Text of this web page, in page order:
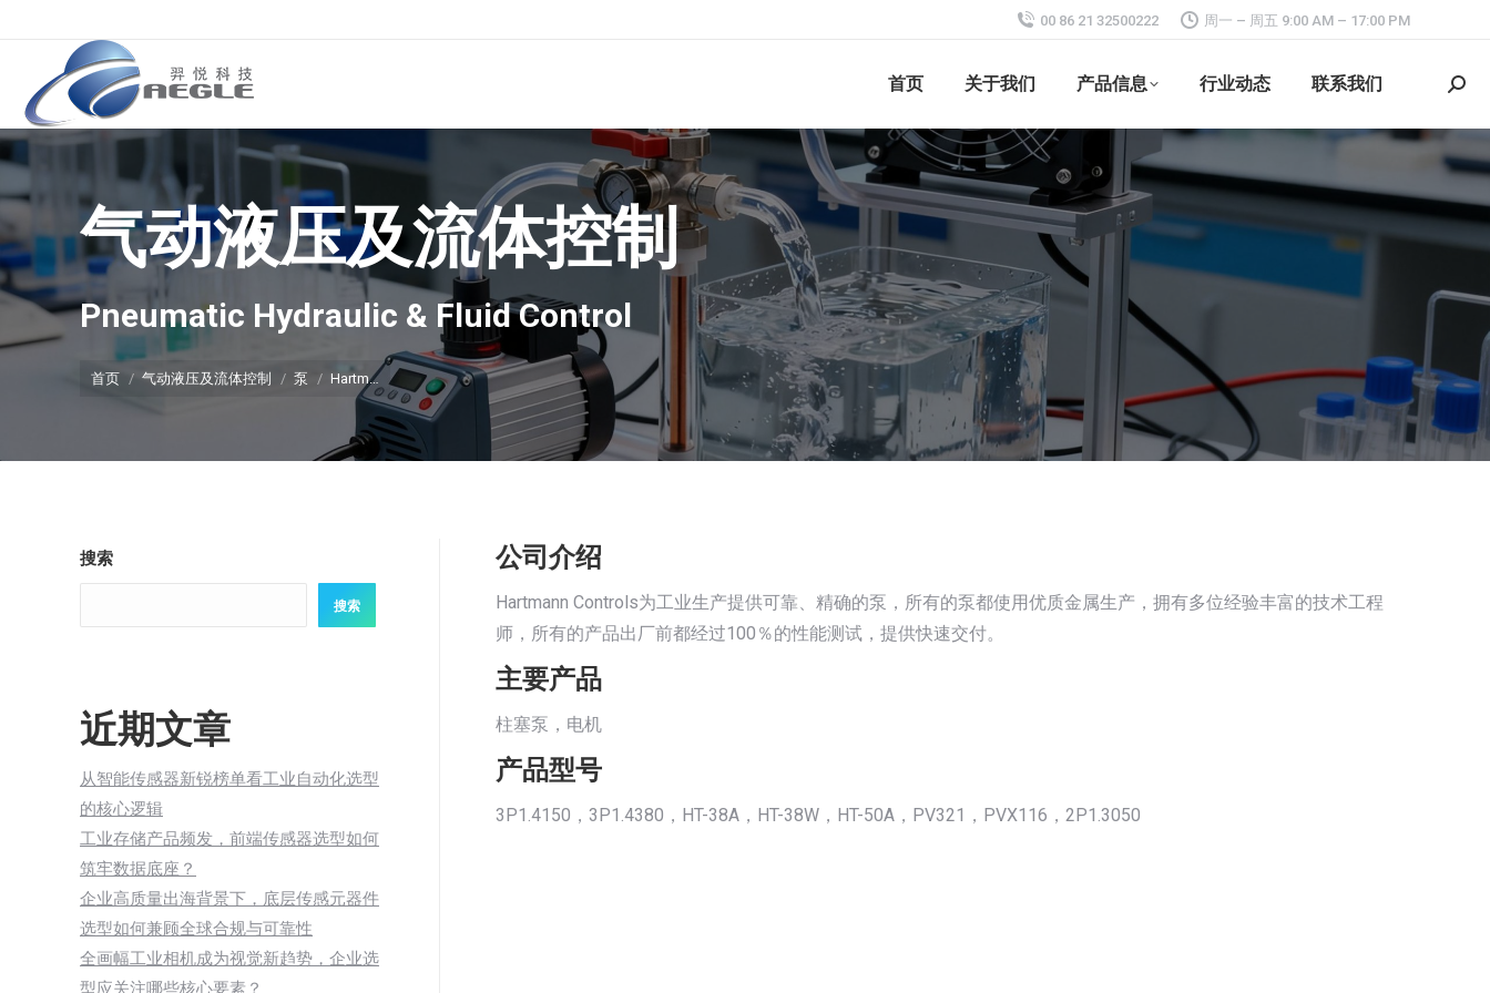
00 86 21 32500222 周一 – 周五 9:00 AM – 17:00 PM
首页 关于我们 产品信息 行业动态 联系我们
搜
气动液压及流体控制
Pneumatic Hydraulic & Fluid Control
你在这里：
首页 气动液压及流体控制 泵 Hartm…
公司介绍
Hartmann Controls为工业生产提供可靠、精确的泵，所有的泵都使用优质金属生产，拥有多位经验丰富的技术工程
师，所有的产品出厂前都经过100％的性能测试，提供快速交付。
主要产品
柱塞泵，电机
产品型号
3P1.4150，3P1.4380，HT-38A，HT-38W，HT-50A，PV321，PVX116，2P1.3050
搜索
搜索
近期文章
从智能传感器新锐榜单看工业自动化选型
的核心逻辑
工业存储产品频发，前端传感器选型如何
筑牢数据底座？
企业高质量出海背景下，底层传感元器件
选型如何兼顾全球合规与可靠性
全画幅工业相机成为视觉新趋势，企业选
型应关注哪些核心要素？